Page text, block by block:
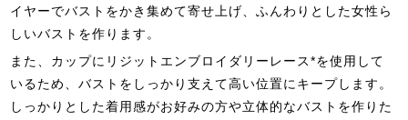
イヤーでバストをかき集めて寄せ上げ、ふんわりとした女性ら
しいバストを作ります。
また、カップにリジットエンブロイダリーレース*を使用して
いるため、バストをしっかり支えて高い位置にキープします。
しっかりとした着用感がお好みの方や立体的なバストを作りた